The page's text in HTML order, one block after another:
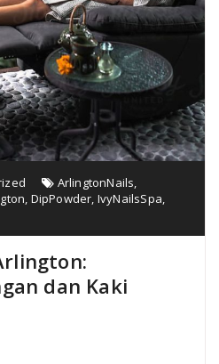
ArlingtonNails,
, DipPowder, IvyNailsSpa,
dan Kaki